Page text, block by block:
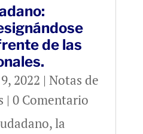
de las
2022 | Notas de
| 0 Comentario
la